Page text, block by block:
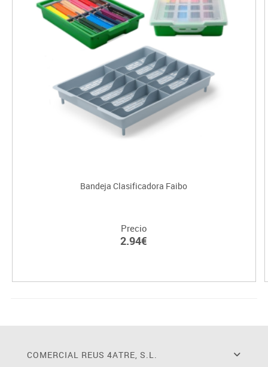
Bandeja Clasificadora Faibo
Precio
2.94€
COMERCIAL REUS 4ATRE, S.L.